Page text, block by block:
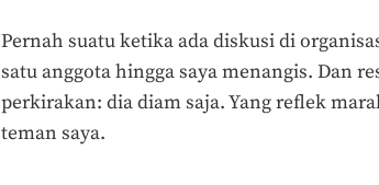
Pernah suatu ketika ada diskusi di
satu anggota hingga saya menangis. Dan
perkirakan: dia diam saja. Yang reflek
teman saya.